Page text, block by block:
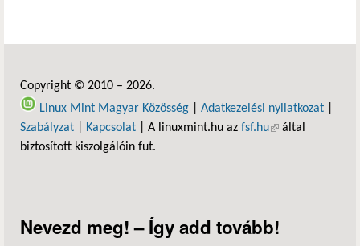
Copyright © 2010 – 2026.
Linux Mint Magyar Közösség
Adatkezelési nyilatkozat
Szabályzat
Kapcsolat | A linuxmint.hu az fsf.hu(külső hivatkozás)
által
biztosított kiszolgálóin fut.
Nevezd meg! – Így add tovább!